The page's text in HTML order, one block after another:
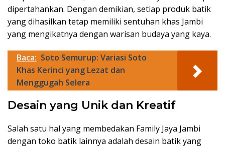
dipertahankan. Dengan demikian, setiap produk batik
yang dihasilkan tetap memiliki sentuhan khas Jambi
yang mengikatnya dengan warisan budaya yang kaya.
Baca: Soto Semurup: Variasi Soto
Khas Kerinci yang Lezat dan
Menggugah Selera
Desain yang Unik dan Kreatif
Salah satu hal yang membedakan Family Jaya Jambi
dengan toko batik lainnya adalah desain batik yang